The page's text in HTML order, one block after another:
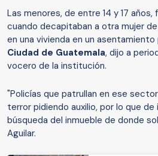
Las menores, de entre 14 y 17
cuando decapitaban a otra mujer
en una vivienda en un
Ciudad de Guatemala, dijo a
vocero de la institución.
"Policías que patrullan en ese
terror pidiendo auxilio, por lo que de
búsqueda del inmueble de donde
Aguilar.